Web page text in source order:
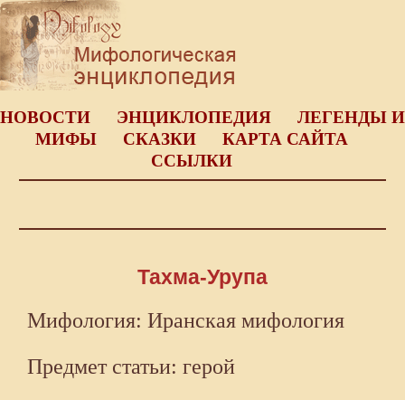
НОВОСТИ ЭНЦИКЛОПЕДИЯ
ЛЕГЕНДЫ И
МИФЫ
СКАЗКИ
КАРТА САЙТА
ССЫЛКИ
Тахма-Урупа
Мифология: Иранская мифология
Предмет статьи: герой